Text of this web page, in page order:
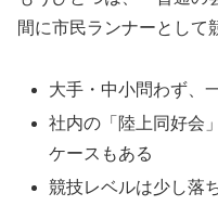
間に市民ランナーとして
大手・中小問わず、
社内の「陸上同好会
ケースもある
競技レベルは少し落